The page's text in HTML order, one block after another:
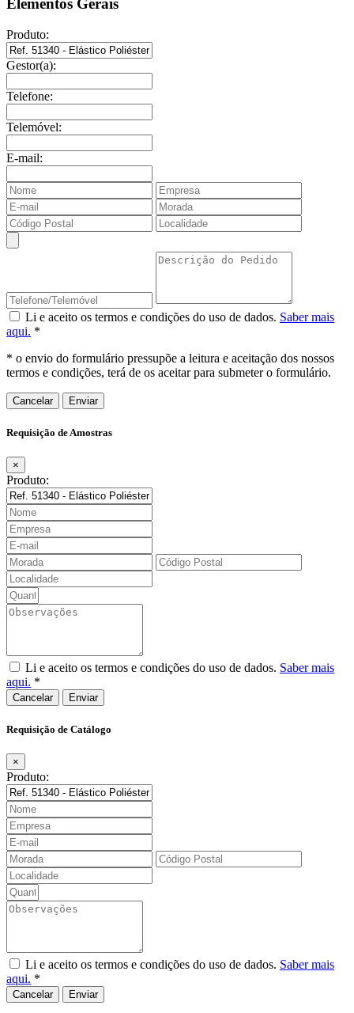
Elementos Gerais
Produto:
Gestor(a):
Telefone:
Telemóvel:
E-mail:
Li e aceito os termos e condições do uso de dados. Saber mais
aqui. *
* o envio do formulário pressupõe a leitura e aceitação dos nossos
termos e condições, terá de os aceitar para submeter o formulário.
Cancelar
Requisição de Amostras
×
Produto:
Li e aceito os termos e condições do uso de dados. Saber mais
aqui. *
Cancelar
Requisição de Catálogo
×
Produto:
Li e aceito os termos e condições do uso de dados. Saber mais
aqui. *
Cancelar